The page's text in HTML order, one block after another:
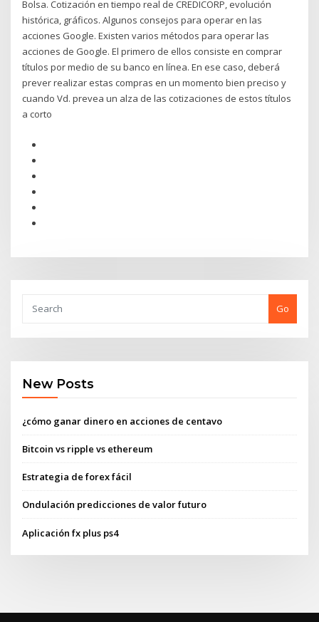
Bolsa. Cotización en tiempo real de CREDICORP, evolución
histórica, gráficos. Algunos consejos para operar en las
acciones Google. Existen varios métodos para operar las
acciones de Google. El primero de ellos consiste en comprar
títulos por medio de su banco en línea. En ese caso, deberá
prever realizar estas compras en un momento bien preciso y
cuando Vd. prevea un alza de las cotizaciones de estos títulos
a corto
Go
New Posts
¿cómo ganar dinero en acciones de centavo
Bitcoin vs ripple vs ethereum
Estrategia de forex fácil
Ondulación predicciones de valor futuro
Aplicación fx plus ps4